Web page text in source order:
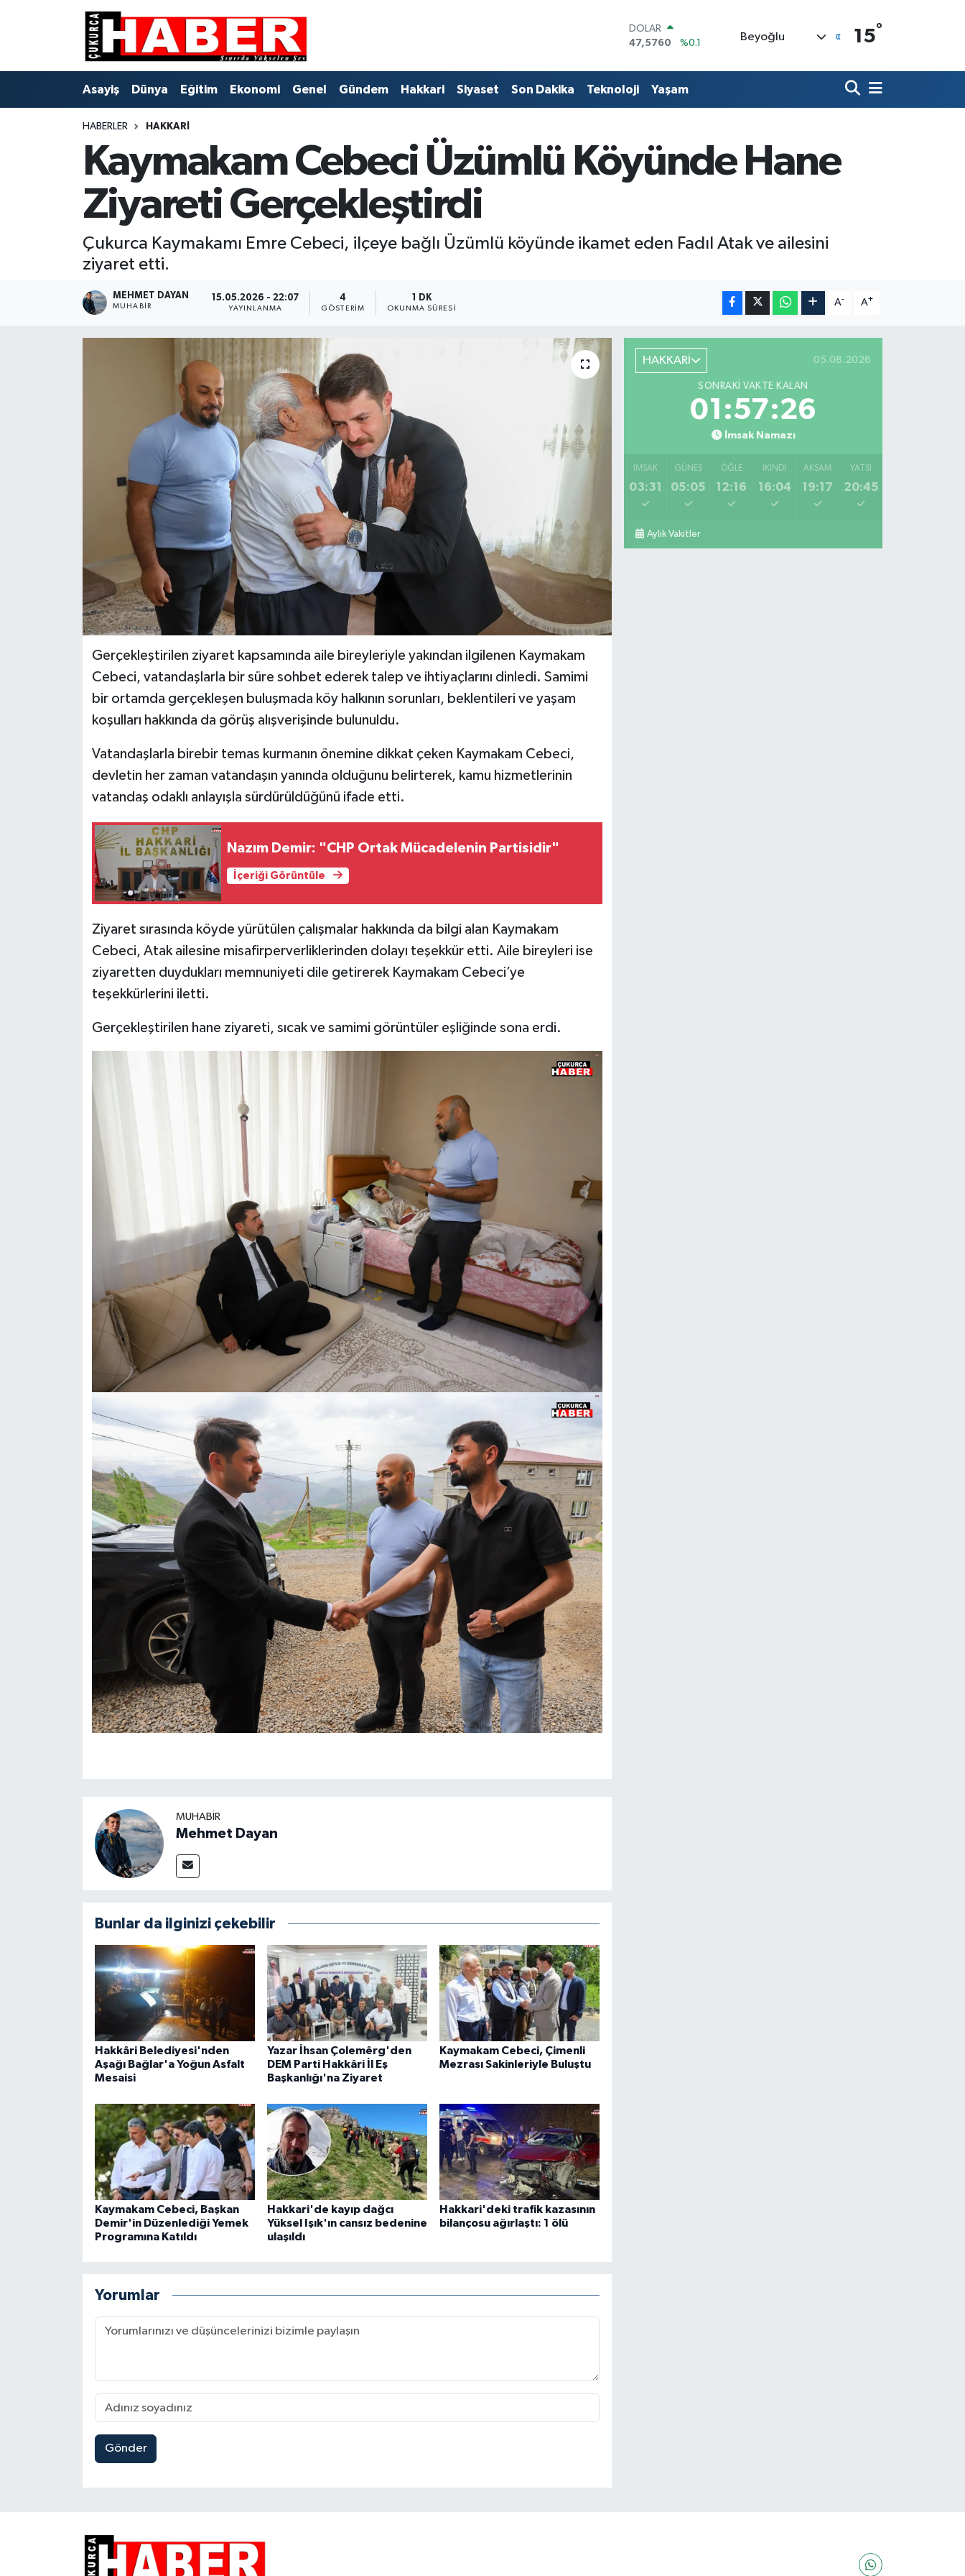
DOLAR
47,5760
%0.1
55,0126
%0.29
STERLİN
BİST100
13.647
%-30
BITCOIN
Beyoğlu 15°
Asayiş Dünya Eğitim Ekonomi Genel Gündem Hakkari Siyaset Son Dakika Teknoloji Yaşam
HABERLER HAKKARI
Kaymakam Cebeci Üzümlü Köyünde Hane
Ziyareti Gerçekleştirdi
Çukurca Kaymakamı Emre Cebeci, ilçeye bağlı Üzümlü köyünde ikamet eden Fadıl Atak ve ailesini
ziyaret etti.
MEHMET DAYAN
MUHABIR
15.05.2026 - 22:07
YAYINLANMA
4
GÖSTERIM
1 DK
OKUNMA SÜRESI
A- A+
Gerçekleştirilen ziyaret kapsamında aile bireyleriyle yakından ilgilenen Kaymakam
Cebeci, vatandaşlarla bir süre sohbet ederek talep ve ihtiyaçlarını dinledi. Samimi
bir ortamda gerçekleşen buluşmada köy halkının sorunları, beklentileri ve yaşam
koşulları hakkında da görüş alışverişinde bulunuldu.
Vatandaşlarla birebir temas kurmanın önemine dikkat çeken Kaymakam Cebeci,
devletin her zaman vatandaşın yanında olduğunu belirterek, kamu hizmetlerinin
vatandaş odaklı anlayışla sürdürüldüğünü ifade etti.
Nazım Demir: "CHP Ortak Mücadelenin Partisidir"
İçeriği Görüntüle
Ziyaret sırasında köyde yürütülen çalışmalar hakkında da bilgi alan Kaymakam
Cebeci, Atak ailesine misafirperverliklerinden dolayı teşekkür etti. Aile bireyleri ise
ziyaretten duydukları memnuniyeti dile getirerek Kaymakam Cebeci’ye
teşekkürlerini iletti.
Gerçekleştirilen hane ziyareti, sıcak ve samimi görüntüler eşliğinde sona erdi.
MUHABIR
Mehmet Dayan
Bunlar da ilginizi çekebilir
Hakkâri Belediyesi'nden
Aşağı Bağlar'a Yoğun Asfalt
Mesaisi
Yazar İhsan Çolemêrg'den
DEM Parti Hakkâri İl Eş
Başkanlığı'na Ziyaret
Kaymakam Cebeci, Çimenli
Mezrası Sakinleriyle Buluştu
Kaymakam Cebeci, Başkan
Demir'in Düzenlediği Yemek
Programına Katıldı
Hakkari'de kayıp dağcı
Yüksel Işık'ın cansız bedenine
ulaşıldı
Hakkari'deki trafik kazasının
bilançosu ağırlaştı: 1 ölü
Yorumlar
Gönder
HAKKARİ 05.08.2026
SONRAKI VAKTE KALAN
01:57:25
İmsak Namazı
İMSAK
03:31
GÜNEŞ
05:05
ÖĞLE
12:16
İKINDI
16:04
AKŞAM
19:17
YATSI
20:45
Aylık Vakitler
Gündem
Hava Durumu
Trafik Durumu
Süper Lig Puan Durumu ve Fikstür
Tüm Manşetler
Son Dakika Haberleri
Haber Arşivi